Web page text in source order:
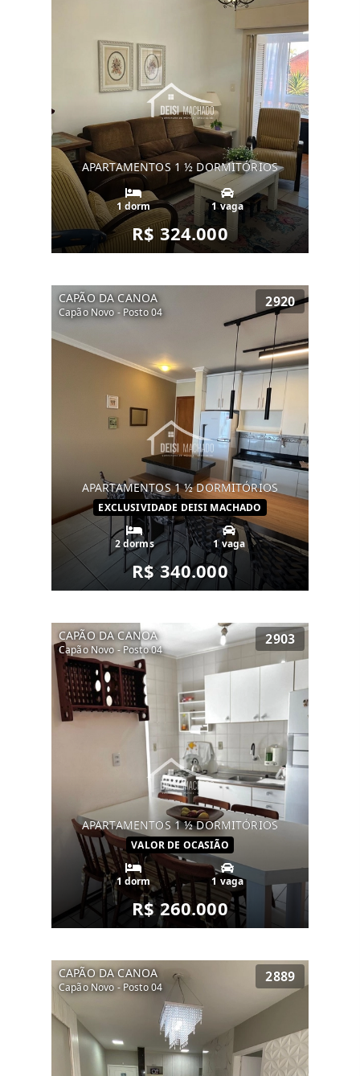
APARTAMENTOS 1 ½ DORMITÓRIOS
1 dorm 1 vaga
R$ 324.000
CAPÃO DA CANOA
Capão Novo - Posto 04
2920
APARTAMENTOS 1 ½ DORMITÓRIOS
EXCLUSIVIDADE DEISI MACHADO
2 dorms 1 vaga
R$ 340.000
CAPÃO DA CANOA
Capão Novo - Posto 04
2903
APARTAMENTOS 1 ½ DORMITÓRIOS
VALOR DE OCASIÃO
1 dorm 1 vaga
R$ 260.000
CAPÃO DA CANOA
Capão Novo - Posto 04
2889